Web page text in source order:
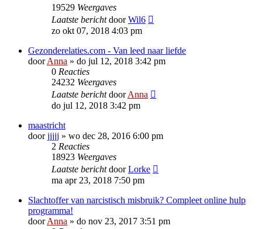
19529 Weergaves
Laatste berichtdoorWil6
zo okt 07, 2018 4:03 pm
Gezonderelaties.com - Van leed naar liefde
doorAnna » do jul 12, 2018 3:42 pm
0 Reacties
24232 Weergaves
Laatste berichtdoorAnna
do jul 12, 2018 3:42 pm
maastricht
doorjjjjj » wo dec 28, 2016 6:00 pm
2 Reacties
18923 Weergaves
Laatste berichtdoorLorke
ma apr 23, 2018 7:50 pm
Slachtoffer van narcistisch misbruik? Compleet online hulp
programma!
doorAnna » do nov 23, 2017 3:51 pm